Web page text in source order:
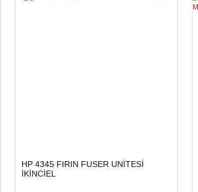
HP 4345 FIRIN FUSER UNİTESİ
İKİNCİEL